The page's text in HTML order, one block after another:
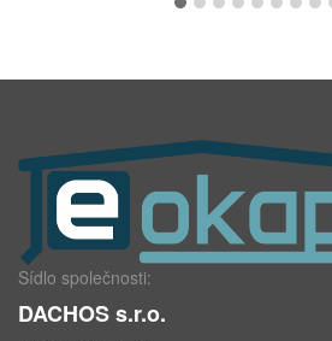
Sídlo společnosti:
DACHOS s.r.o.